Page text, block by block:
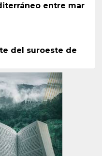
entre mar
del suroeste de